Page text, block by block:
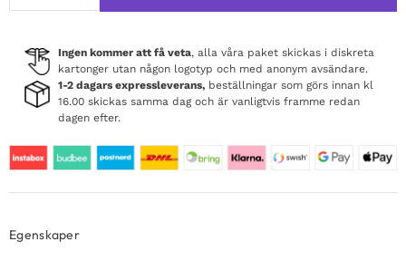
Red
Gag
mängd
Ingen kommer att få veta, alla våra paket skickas i diskreta
kartonger utan någon logotyp och med anonym avsändare.
1-2 dagars expressleverans, beställningar som görs innan kl
16.00 skickas samma dag och är vanligtvis framme redan
dagen efter.
Egenskaper